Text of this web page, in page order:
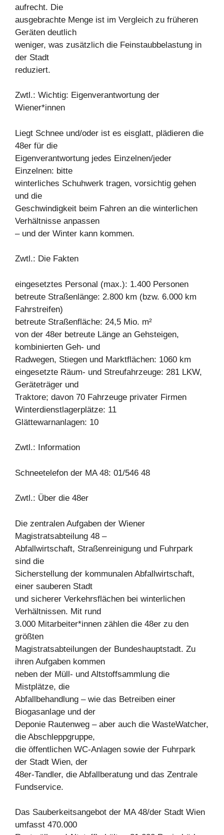
aufrecht. Die
ausgebrachte Menge ist im Vergleich zu früheren
Geräten deutlich
weniger, was zusätzlich die Feinstaubbelastung in
der Stadt
reduziert.
Zwtl.: Wichtig: Eigenverantwortung der
Wiener*innen
Liegt Schnee und/oder ist es eisglatt, plädieren die
48er für die
Eigenverantwortung jedes Einzelnen/jeder
Einzelnen: bitte
winterliches Schuhwerk tragen, vorsichtig gehen
und die
Geschwindigkeit beim Fahren an die winterlichen
Verhältnisse anpassen
– und der Winter kann kommen.
Zwtl.: Die Fakten
eingesetztes Personal (max.): 1.400 Personen
betreute Straßenlänge: 2.800 km (bzw. 6.000 km
Fahrstreifen)
betreute Straßenfläche: 24,5 Mio. m²
von der 48er betreute Länge an Gehsteigen,
kombinierten Geh- und
Radwegen, Stiegen und Marktflächen: 1060 km
eingesetzte Räum- und Streufahrzeuge: 281 LKW,
Geräteträger und
Traktore; davon 70 Fahrzeuge privater Firmen
Winterdienstlagerplätze: 11
Glättewarnanlagen: 10
Zwtl.: Information
Schneetelefon der MA 48: 01/546 48
Zwtl.: Über die 48er
Die zentralen Aufgaben der Wiener
Magistratsabteilung 48 –
Abfallwirtschaft, Straßenreinigung und Fuhrpark
sind die
Sicherstellung der kommunalen Abfallwirtschaft,
einer sauberen Stadt
und sicherer Verkehrsflächen bei winterlichen
Verhältnissen. Mit rund
3.000 Mitarbeiter*innen zählen die 48er zu den
größten
Magistratsabteilungen der Bundeshauptstadt. Zu
ihren Aufgaben kommen
neben der Müll- und Altstoffsammlung die
Mistplätze, die
Abfallbehandlung – wie das Betreiben einer
Biogasanlage und der
Deponie Rautenweg – aber auch die WasteWatcher,
die Abschleppgruppe,
die öffentlichen WC-Anlagen sowie der Fuhrpark
der Stadt Wien, der
48er-Tandler, die Abfallberatung und das Zentrale
Fundservice.
Das Sauberkeitsangebot der MA 48/der Stadt Wien
umfasst 470.000